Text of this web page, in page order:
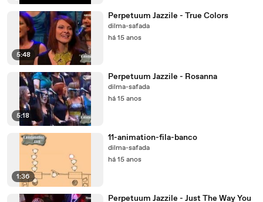
5:48
Perpetuum Jazzile - True Colors
dilma-safada
há 15 anos
5:18
Perpetuum Jazzile - Rosanna
dilma-safada
há 15 anos
1:36
11-animation-fila-banco
dilma-safada
há 15 anos
Perpetuum Jazzile - Just The Way You